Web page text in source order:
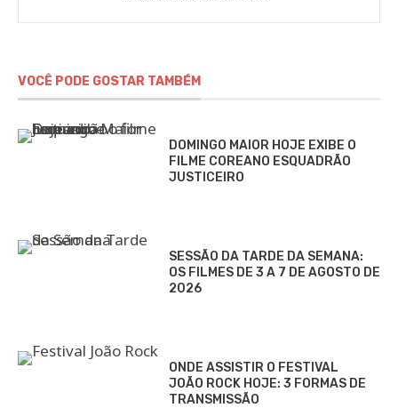
VOCÊ PODE GOSTAR TAMBÉM
DOMINGO MAIOR HOJE EXIBE O
FILME COREANO ESQUADRÃO
JUSTICEIRO
SESSÃO DA TARDE DA SEMANA:
OS FILMES DE 3 A 7 DE AGOSTO DE
2026
ONDE ASSISTIR O FESTIVAL
JOÃO ROCK HOJE: 3 FORMAS DE
TRANSMISSÃO